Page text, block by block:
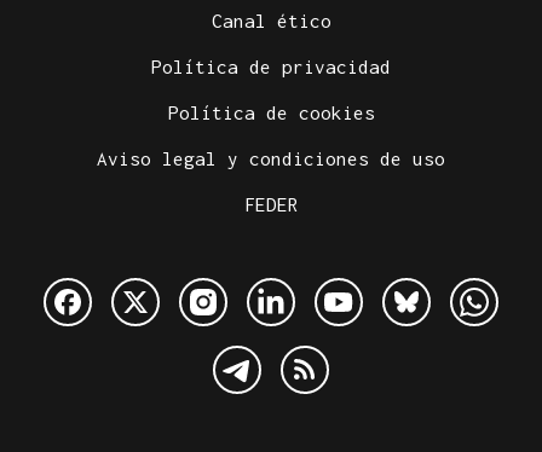
Canal ético
Política de privacidad
Política de cookies
Aviso legal y condiciones de uso
FEDER